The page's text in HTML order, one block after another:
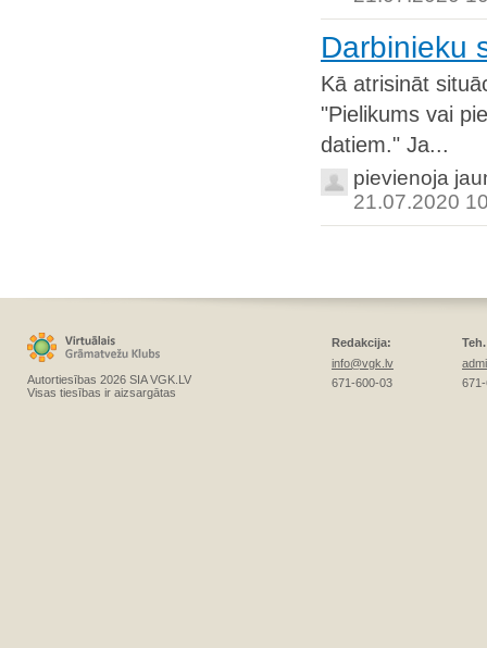
Darbinieku
Kā atrisināt
"Pielikums vai
datiem." Ja...
pievienoja
21.07.2020
Autortiesības 2026 SIA VGK.LV
Visas tiesības ir aizsargātas
Redakcija:
info@vgk.lv
671-600-03